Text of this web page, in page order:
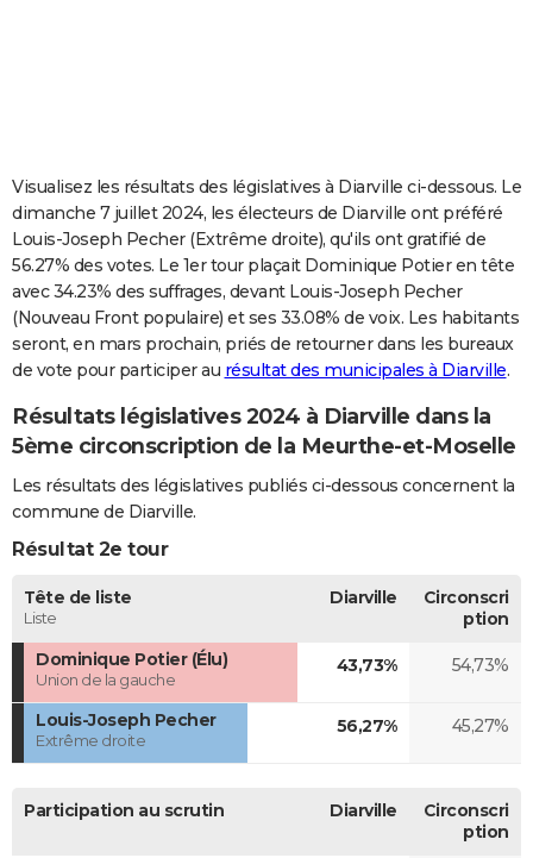
Carte de Noël
Carte Bonne année
Carte Saint-Valentin
Carte Pâques
Carte d'anniversaire
DICTIONNAIRE
Dictionnaire
Biographies
Citations
Expressions
Proverbes
PROGRAMME TV
COPAINS D'AVANT
S'inscrire
Se connecter
Lycées
Collèges
Primaires
Universités
Entreprises
Service militaire
Avis de recherche
AVIS DE DÉCÈS
FORUM
Bricolage
Lifestyle
Culture
Sport
Auto
Television
Voyage
Cinema
Visualisez les résultats des législatives à Diarville ci-dessous. Le
dimanche 7 juillet 2024, les électeurs de Diarville ont préféré
Louis-Joseph Pecher (Extrême droite), qu'ils ont gratifié de
56.27% des votes. Le 1er tour plaçait Dominique Potier en tête
avec 34.23% des suffrages, devant Louis-Joseph Pecher
(Nouveau Front populaire) et ses 33.08% de voix. Les habitants
seront, en mars prochain, priés de retourner dans les bureaux
de vote pour participer au résultat des municipales à Diarville.
Résultats législatives 2024 à Diarville dans la
5ème circonscription de la Meurthe-et-Moselle
Les résultats des législatives publiés ci-dessous concernent la
commune de Diarville.
Résultat 2e tour
Tête de liste
Liste
Diarville
Circonscri
ption
Dominique Potier (Élu)
Union de la gauche
43,73% 54,73%
Louis-Joseph Pecher
Extrême droite
56,27% 45,27%
Participation au scrutin Diarville
Circonscri
ption